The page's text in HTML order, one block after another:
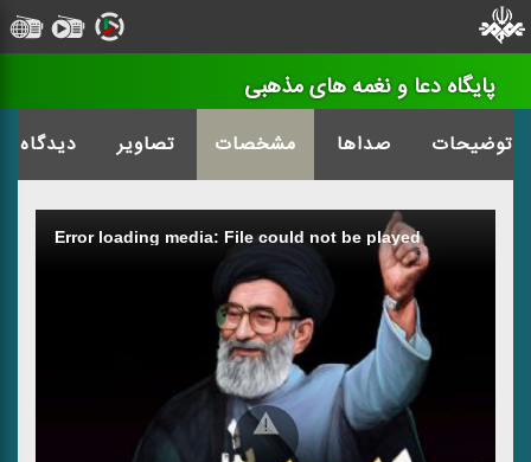
پایگاه دعا و نغمه های مذهبی
توضیحات صداها مشخصات تصاویر دیدگاه
Error loading media: File could not be played